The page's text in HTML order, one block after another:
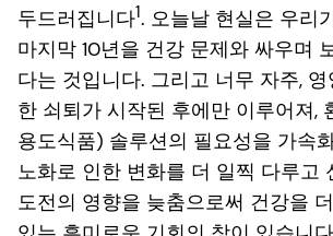
두드러집니다1. 오늘날 현실은 우리
마지막 10년을 건강 문제와 싸우며
다는 것입니다. 그리고 너무 자주,
한 쇠퇴가 시작된 후에만 이루어져,
용도식품) 솔루션의 필요성을 가속
노화로 인한 변화를 더 일찍 다루고
도전의 영향을 늦춤으로써 건강을